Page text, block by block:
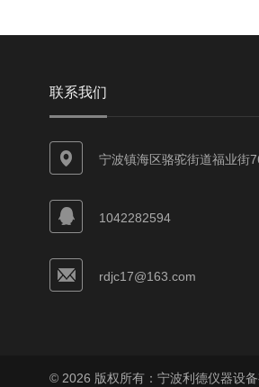
联系我们
宁波镇海区骆驼街道福业街
1042282594
rdjc17@163.com
© 2026 版权所有：宁波利德仪器设